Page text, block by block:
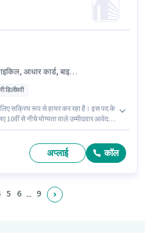
कार्ड, बाइक, स्मार्टफोन
डिलीवरी
लिए सक्रिय रूप से हायर कर रहा है। इस पद के
से नीचे योग्यता वाले उम्मीदवार आवेदन
महत्वपूर्ण दस्तावेज़ PAN कार्ड, आधार
अप्लाई कॉल
5 6 ... 9